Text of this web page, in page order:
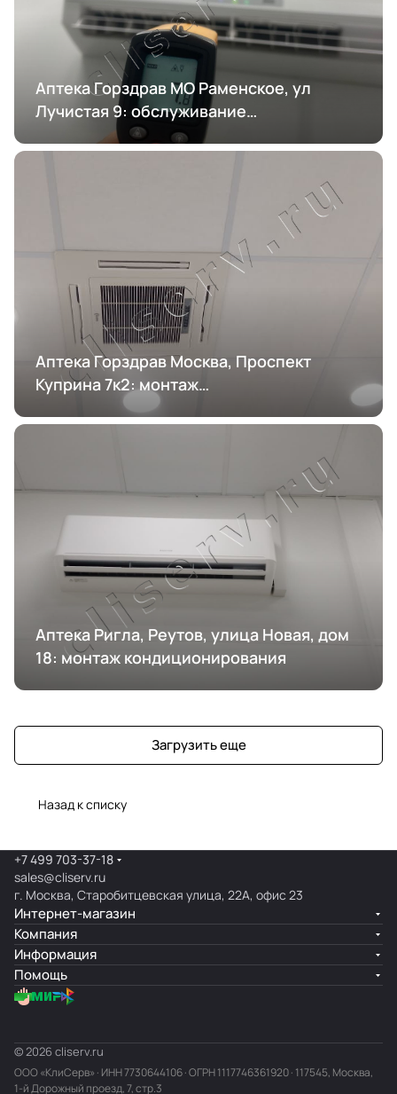
Аптека Горздрав МО Раменское, ул
Лучистая 9: обслуживание
кондиционирования
Аптека Горздрав Москва, Проспект
Куприна 7к2: монтаж
кондиционирования
Аптека Ригла, Реутов, улица Новая, дом
18: монтаж кондиционирования
Загрузить еще
Назад к списку
+7 499 703-37-18
sales@cliserv.ru
г. Москва, Старобитцевская улица, 22А, офис 23
Интернет-магазин
Компания
Информация
Помощь
© 2026 cliserv.ru
ООО «КлиСерв» · ИНН7730644106· ОГРН 1117746361920 · 117545, Москва,
1-й Дорожный проезд, 7, стр.3